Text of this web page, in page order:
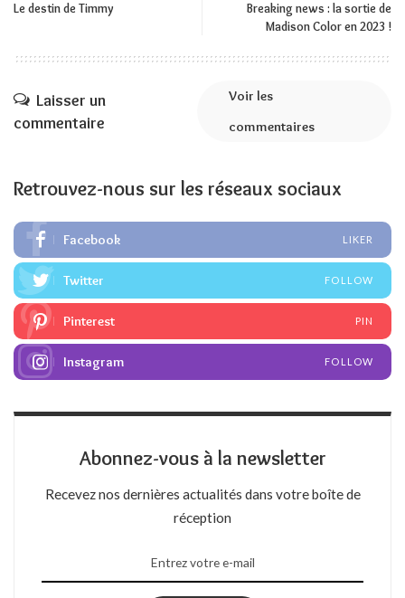
Le destin de Timmy
Breaking news : la sortie de
Madison Color en 2023 !
Laisser un
commentaire
Voir les
commentaires
Retrouvez-nous sur les réseaux sociaux
Facebook LIKER
Twitter FOLLOW
Pinterest PIN
Instagram FOLLOW
Abonnez-vous à la newsletter
Recevez nos dernières actualités dans votre boîte de
réception